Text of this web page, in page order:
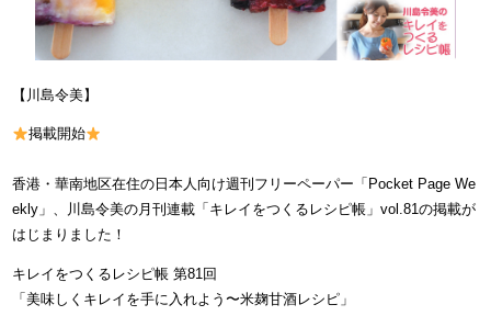
【川島令美】
掲載開始
香港・華南地区在住の日本人向け週刊フリーペーパー「Pocket Page We
ekly」、川島令美の月刊連載「キレイをつくるレシピ帳」vol.81の掲載が
はじまりました！
キレイをつくるレシピ帳 第81回
「美味しくキレイを手に入れよう〜米麹甘酒レシピ」